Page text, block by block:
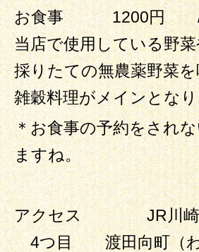
お食事 1200円 /
当店で使用している野
採りたての無農薬野菜
雑穀料理がメインとな
＊お食事の予約をされ
ますね。
アクセス JR川崎
4つ目 渡田向町（わ